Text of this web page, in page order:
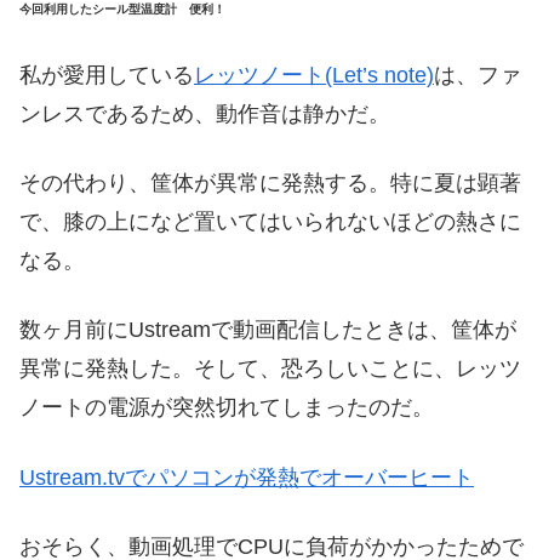
今回利用したシール型温度計 便利！
私が愛用している レッツノート(Let’s note)は、ファ
ンレスであるため、動作音は静かだ。
その代わり、筐体が異常に発熱する。特に夏は顕著
で、膝の上になど置いてはいられないほどの熱さに
なる。
数ヶ月前にUstreamで動画配信したときは、筐体が
異常に発熱した。そして、恐ろしいことに、レッツ
ノートの電源が突然切れてしまったのだ。
Ustream.tvでパソコンが発熱でオーバーヒート
おそらく、動画処理でCPUに負荷がかかったためで